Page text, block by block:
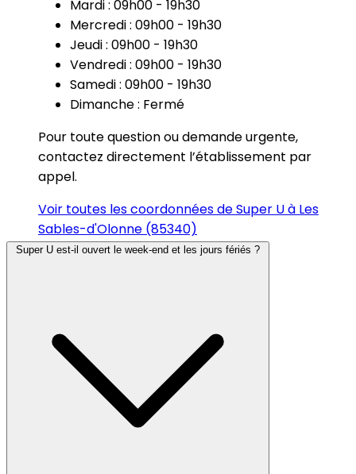
Mardi : 09h00 - 19h30
Mercredi : 09h00 - 19h30
Jeudi : 09h00 - 19h30
Vendredi : 09h00 - 19h30
Samedi : 09h00 - 19h30
Dimanche : Fermé
Pour toute question ou demande urgente,
contactez directement l’établissement par
appel.
Voir toutes les coordonnées de Super U à Les
Sables-d'Olonne (85340)
Super U est-il ouvert le week-end et les jours fériés ?